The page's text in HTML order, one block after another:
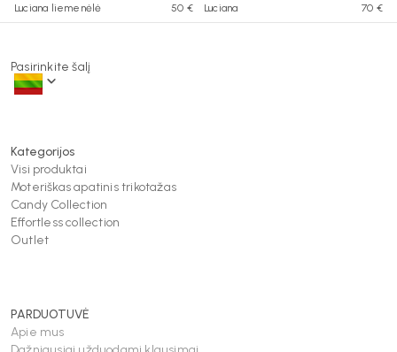
Luciana liemenėlė 50 € Luciana 70 €
Pasirinkite šalį
Kategorijos
Visi produktai
Moteriškas apatinis trikotažas
Candy Collection
Effortless collection
Outlet
PARDUOTUVĖ
Apie mus